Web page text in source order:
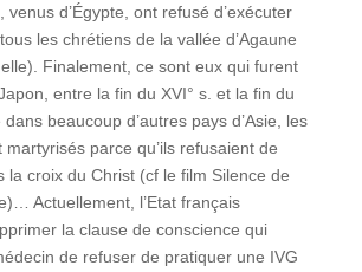
venus d’Égypte, ont refusé d’exécuter
les chrétiens de la vallée d’Agaune
Finalement, ce sont eux qui furent
entre la fin du XVI° s. et la fin du
dans beaucoup d’autres pays d’Asie, les
parce qu’ils refusaient de
la croix du Christ (cf le film Silence de
Actuellement, l’Etat français
la clause de conscience qui
de refuser de pratiquer une IVG